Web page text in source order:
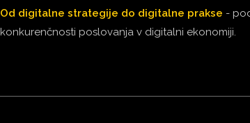
Od digitalne strategije do digitalne prakse -
konkurenčnosti poslovanja v digitalni ekonomiji.